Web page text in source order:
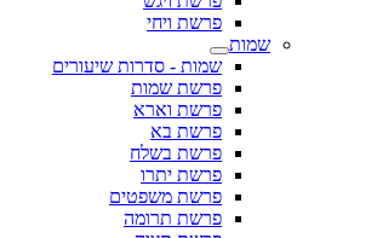
פרשת ויחי
שמות
שמות - סדרות שיעורים
פרשת שמות
פרשת וארא
פרשת בא
פרשת בשלח
פרשת יתרו
פרשת משפטים
פרשת תרומה